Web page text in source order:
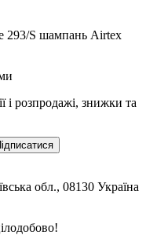
293/S шампань Airtex
і розпродажі, знижки та
обл., 08130 Україна